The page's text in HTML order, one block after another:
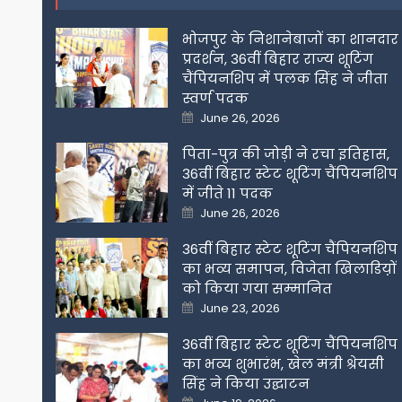
भोजपुर के निशानेबाजों का शानदार
प्रदर्शन, 36वीं बिहार राज्य शूटिंग
चैंपियनशिप में पलक सिंह ने जीता
स्वर्ण पदक
Posted
on
June 26, 2026
पिता-पुत्र की जोड़ी ने रचा इतिहास,
36वीं बिहार स्टेट शूटिंग चैंपियनशिप
में जीते 11 पदक
Posted
on
June 26, 2026
36वीं बिहार स्टेट शूटिंग चैंपियनशिप
का भव्य समापन, विजेता खिलाडिय़ों
को किया गया सम्मानित
Posted
on
June 23, 2026
36वीं बिहार स्टेट शूटिंग चैंपियनशिप
का भव्य शुभारंभ, खेल मंत्री श्रेयसी
सिंह ने किया उद्घाटन